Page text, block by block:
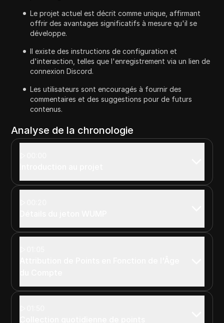
Le projet actuel est décrit comme unique, affirmant
offrir des avantages significatifs à mesure qu'il se
développe.
Il existe des instructions de configuration et
d'interaction, telles que l'enregistrement via un lien de
connexion Discord.
Les utilisateurs sont encouragés à fournir des
commentaires et des suggestions pour de futurs
contenus.
Analyse de la chronologie